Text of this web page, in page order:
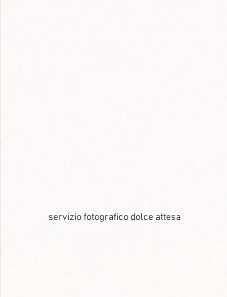
servizio fotografico dolce attesa